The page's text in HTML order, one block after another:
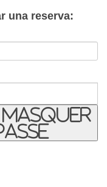
una reserva: